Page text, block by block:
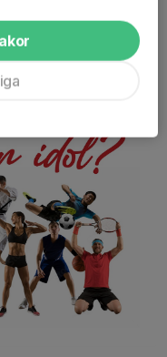
6 juni!